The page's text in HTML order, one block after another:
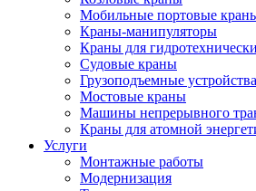
Мобильные портовые
Краны-манипуляторы
Краны для
Судовые краны
Грузоподъемные
Мостовые краны
Машины непрерывного
Краны для атомной
Услуги
Монтажные работы
Модернизация